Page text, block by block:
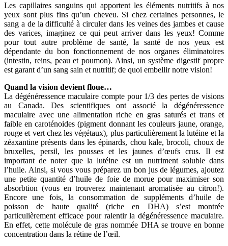
Les capillaires sanguins qui apportent les éléments nutritifs à nos
yeux sont plus fins qu’un cheveu. Si chez certaines personnes, le
sang a de la difficulté à circuler dans les veines des jambes et cause
des varices, imaginez ce qui peut arriver dans les yeux! Comme
pour tout autre problème de santé, la santé de nos yeux est
dépendante du bon fonctionnement de nos organes éliminatoires
(intestin, reins, peau et poumon). Ainsi, un système digestif propre
est garant d’un sang sain et nutritif; de quoi embellir notre vision!
Quand la vision devient floue…
La dégénéressence maculaire compte pour 1/3 des pertes de visions
au Canada. Des scientifiques ont associé la dégénéressence
maculaire avec une alimentation riche en gras saturés et trans et
faible en caroténoides (pigment donnant les couleurs jaune, orange,
rouge et vert chez les végétaux), plus particulièrement la lutéine et la
zéaxantine présents dans les épinards, chou kale, brocoli, choux de
bruxelles, persil, les pousses et les jaunes d’œufs crus. Il est
important de noter que la lutéine est un nutriment soluble dans
l’huile. Ainsi, si vous vous préparez un bon jus de légumes, ajoutez
une petite quantité d’huile de foie de morue pour maximiser son
absorbtion (vous en trouverez maintenant aromatisée au citron!).
Encore une fois, la consommation de suppléments d’huile de
poisson de haute qualité (riche en DHA) s’est montrée
particulièrement efficace pour ralentir la dégénéressence maculaire.
En effet, cette molécule de gras nommée DHA se trouve en bonne
concentration dans la rétine de l’œil.